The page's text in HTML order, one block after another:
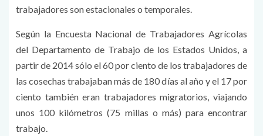
trabajadores son estacionales o temporales.
Según la Encuesta Nacional de Trabajadores Agrícolas
del Departamento de Trabajo de los Estados Unidos, a
partir de 2014 sólo el 60 por ciento de los trabajadores de
las cosechas trabajaban más de 180 días al año y el 17 por
ciento también eran trabajadores migratorios, viajando
unos 100 kilómetros (75 millas o más) para encontrar
trabajo.